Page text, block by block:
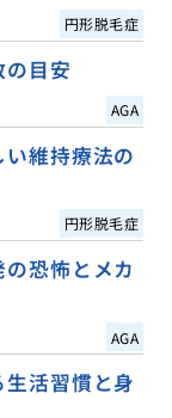
円形脱毛症
目安
AGA
維持療法の
円形脱毛症
恐怖とメカ
AGA
活習慣と身